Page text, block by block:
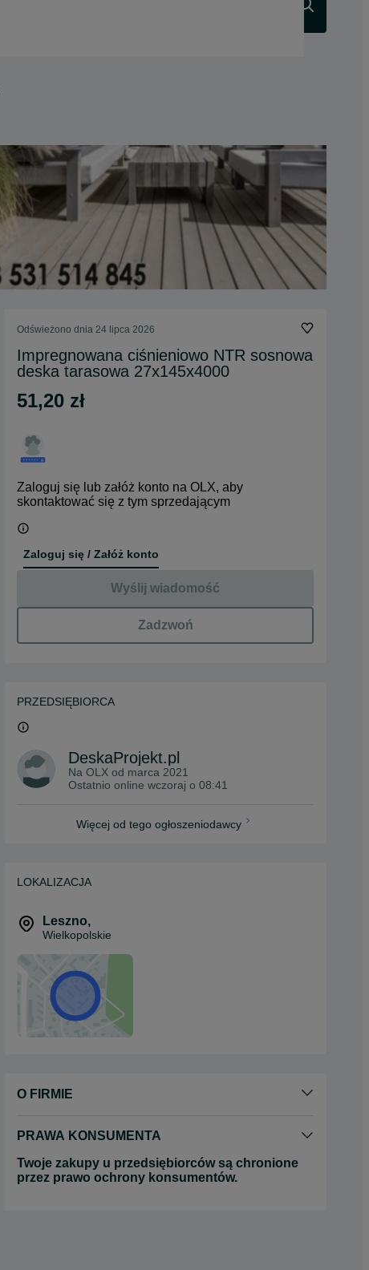
Odświeżono dnia 24 lipca 2026
Impregnowana ciśnieniowo NTR sosnowa
deska tarasowa 27x145x4000
51,20 zł
Zaloguj się lub załóż konto na OLX, aby
skontaktować się z tym sprzedającym
Zaloguj się / Załóż konto
Wyślij wiadomość
Zadzwoń
PRZEDSIĘBIORCA
DeskaProjekt.pl
Na OLX od marca 2021
Ostatnio online wczoraj o 08:41
Więcej od tego ogłoszeniodawcy
LOKALIZACJA
Leszno,
Wielkopolskie
O FIRMIE
PRAWA KONSUMENTA
Twoje zakupy u przedsiębiorców są chronione
przez prawo ochrony konsumentów.